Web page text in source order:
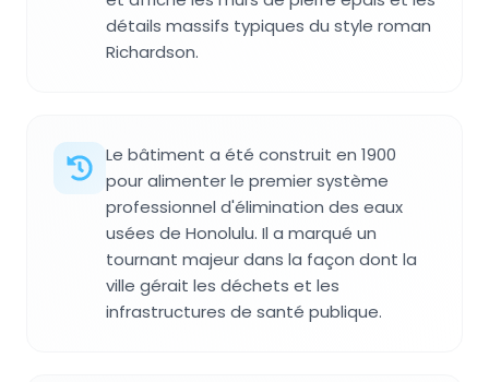
détails massifs typiques du style roman
Richardson.
Le bâtiment a été construit en 1900
pour alimenter le premier système
professionnel d'élimination des eaux
usées de Honolulu. Il a marqué un
tournant majeur dans la façon dont la
ville gérait les déchets et les
infrastructures de santé publique.